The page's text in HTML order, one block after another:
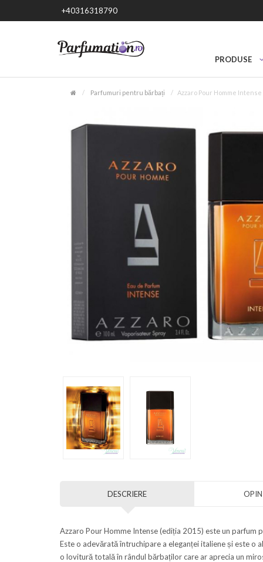
+40316318790
PRODUSE
Parfumuri pentru bărbați Azzaro Pour Homme
DESCRIERE
Azzaro Pour Homme Intense (ediția 2015) este un
Este o adevărată întruchipare a eleganței italiene și este o
o lovitură totală în rândul bărbaților care ar aprecia un